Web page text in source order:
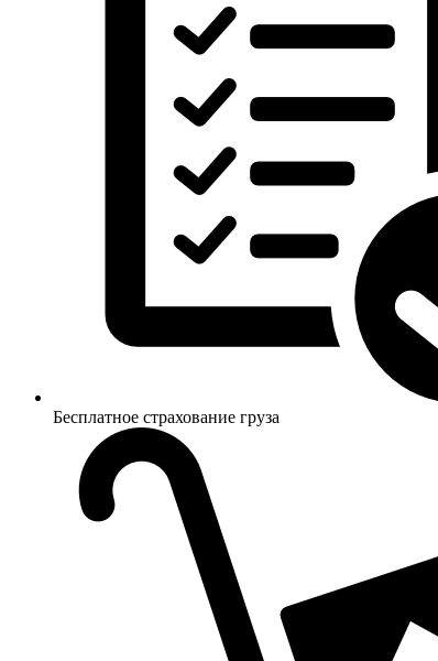
Бесплатное страхование груза